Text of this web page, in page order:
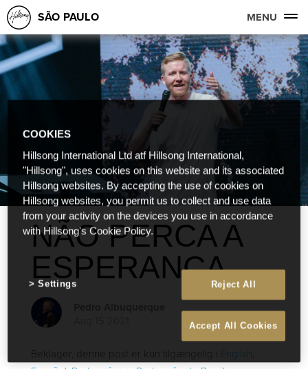
SÃO PAULO MENU
NÃO PERCA A
ESPERANÇA
Beklager, denne post er kun tilgængelig i English,
COOKIES
Hillsong International Ltd atf Hillsong International,
"Hillsong", uses cookies on this website and its associated
Hillsong websites. By accepting the use of cookies on
Hillsong websites, you permit us to collect and use data
from your activity on the devices you use in accordance
with Hillsong's Cookie Policy.
Reject All
Accept All Cookies
Settings